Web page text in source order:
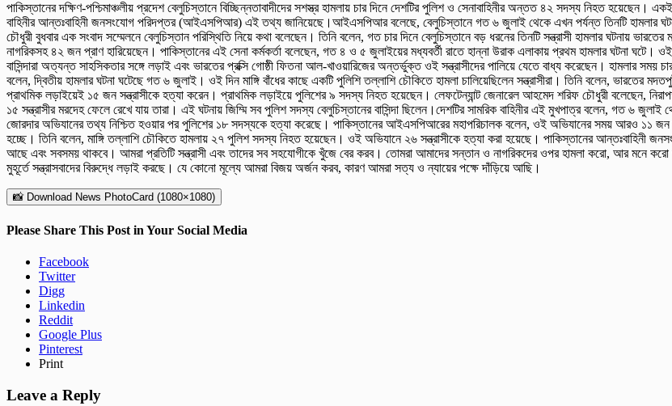
পাকিস্তানের দক্ষিণ-পশ্চিমাঞ্চলীয় প্রদেশ বেলুচিস্তানে বিচ্ছিন্নতাবাদীদের সশস্ত্র হামলায় চার দিনে দেশটির পুলিশ ও সেনাবাহিনীর অন্তত ৪২ সদস্য নিহত হয়েছেন।
বাহিনীর আন্তঃবাহিনী জনসংযোগ পরিদপ্তর (আইএসপিআর) এই তথ্য জানিয়েছে।আইএসপিআর বলেছে, বেলুচিস্তানে গত ৬ জুলাই থেকে এখন পর্যন্ত তিনটি হামলার
চৌধুরী বুধবার এক সংবাদ সম্মেলনে বেলুচিস্তান পরিস্থিতি নিয়ে কথা বলেছেন। তিনি বলেন, গত চার দিনে বেলুচিস্তানে বড় ধরনের তিনটি সন্ত্রাসী হামলার ঘটনায়
নাগরিকসহ ৪২ জন প্রাণ হারিয়েছেন। পাকিস্তানের এই সেনা কর্মকর্তা বলেছেন, গত ৪ ও ৫ জুলাইয়ের মধ্যবর্তী রাতে হান্না উরাক এলাকায় প্রথম হামলার ঘটনা ঘটে।
বাসিন্দারা অত্যন্ত সাহসিকতার সঙ্গে লড়াই এবং ভারতের প্রক্সি গোষ্ঠী ফিতনা আল-খাওয়ারিজের অন্তর্ভুক্ত ওই সন্ত্রাসীদের পালিয়ে যেতে বাধ্য করেছেন।
বলেন, দ্বিতীয় হামলার ঘটনা ঘটেছে গত ৬ জুলাই। ওই দিন মাঙ্গি বাঁধের কাছে একটি পুলিশি তল্লাশি চৌকিতে হামলা চালিয়েছিলেন সন্ত্রাসীরা। তিনি বলেন, ভারতের
প্রাথমিক লড়াইয়েই ১৫ জন সন্ত্রাসীকে হত্যা করেন। প্রাথমিক লড়াইয়ে পুলিশের ৯ সদস্য নিহত হয়েছেন। লেফটেন্যান্ট জেনারেল আহমেদ শরিফ চৌধুরী বলেছেন,
১৫ সন্ত্রাসীর মরদেহ ফেলে রেখে যায় তারা। এই ঘটনায় জিম্মি সব পুলিশ সদস্য বেলুচিস্তানের বাসিন্দা ছিলেন।দেশটির সামরিক বাহিনীর এই মুখপাত্র বলেন, গত ৬ জুলাই
জোরদার অভিযানের তথ্য নিশ্চিত হওয়ার পর পুলিশের ১৮ সদস্যকে হত্যা করেছে। পাকিস্তানের আইএসপিআরের মহাপরিচালক বলেন, ওই অভিযানের সময় আরও ১১ জন
হচ্ছে। তিনি বলেন, মাঙ্গি তল্লাশি চৌকিতে হামলায় ২৭ পুলিশ সদস্য নিহত হয়েছেন। ওই অভিযানে ২৬ সন্ত্রাসীকে হত্যা করা হয়েছে। পাকিস্তানের আন্তঃবাহিনী
আছে এবং সবসময় থাকবে। আমরা প্রতিটি সন্ত্রাসী এবং তাদের সব সহযোগীকে খুঁজে বের করব। তোমরা আমাদের সন্তান ও নাগরিকদের ওপর হামলা করো, আর মনে করো
মুহূর্তে সন্ত্রাসবাদের বিরুদ্ধে লড়াই করছে। যে কোনো মূল্যে আমরা বিজয় অর্জন করব, কারণ আমরা সত্য ও ন্যায়ের পক্ষে দাঁড়িয়ে আছি।
📸 Download News PhotoCard (1080×1080)
Please Share This Post in Your Social Media
Facebook
Twitter
Digg
Linkedin
Reddit
Google Plus
Pinterest
Print
Leave a Reply